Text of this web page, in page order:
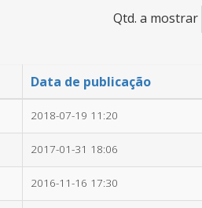
Qtd. a mostrar
Data de publicação
2018-07-19 11:20
2017-01-31 18:06
2016-11-16 17:30